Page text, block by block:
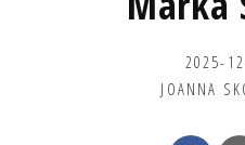
2025-
JOANNA